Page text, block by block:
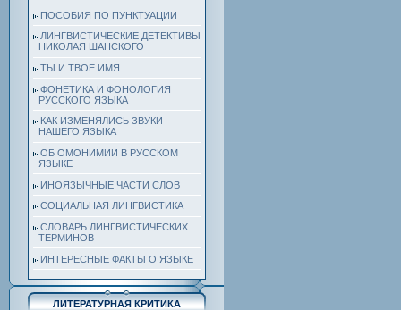
ПОСОБИЯ ПО ПУНКТУАЦИИ
ЛИНГВИСТИЧЕСКИЕ ДЕТЕКТИВЫ
НИКОЛАЯ ШАНСКОГО
ТЫ И ТВОЕ ИМЯ
ФОНЕТИКА И ФОНОЛОГИЯ
РУССКОГО ЯЗЫКА
КАК ИЗМЕНЯЛИСЬ ЗВУКИ
НАШЕГО ЯЗЫКА
ОБ ОМОНИМИИ В РУССКОМ
ЯЗЫКЕ
ИНОЯЗЫЧНЫЕ ЧАСТИ СЛОВ
СОЦИАЛЬНАЯ ЛИНГВИСТИКА
СЛОВАРЬ ЛИНГВИСТИЧЕСКИХ
ТЕРМИНОВ
ИНТЕРЕСНЫЕ ФАКТЫ О ЯЗЫКЕ
ЛИТЕРАТУРНАЯ КРИТИКА